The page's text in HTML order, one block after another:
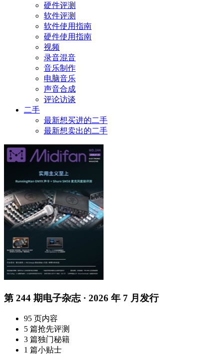
硬件评测
软件评测
软件使用指南
硬件使用指南
视频
录音混音
音乐制作
电脑音乐
声音合成
评论访谈
二手
最新想买进的二手
最新想卖出的二手
第 244 期电子杂志 · 2026 年 7 月发行
95 页内容
5 篇抢先评测
3 篇独门秘籍
1 篇小贴士